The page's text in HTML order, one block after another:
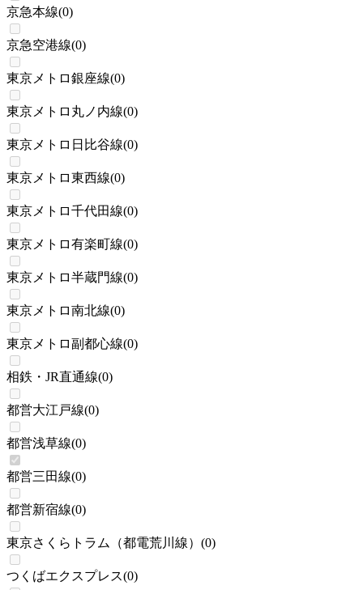
京急本線(0)
京急空港線(0)
東京メトロ銀座線(0)
東京メトロ丸ノ内線(0)
東京メトロ日比谷線(0)
東京メトロ東西線(0)
東京メトロ千代田線(0)
東京メトロ有楽町線(0)
東京メトロ半蔵門線(0)
東京メトロ南北線(0)
東京メトロ副都心線(0)
相鉄・JR直通線(0)
都営大江戸線(0)
都営浅草線(0)
都営三田線(0)
都営新宿線(0)
東京さくらトラム（都電荒川線） (0)
つくばエクスプレス(0)